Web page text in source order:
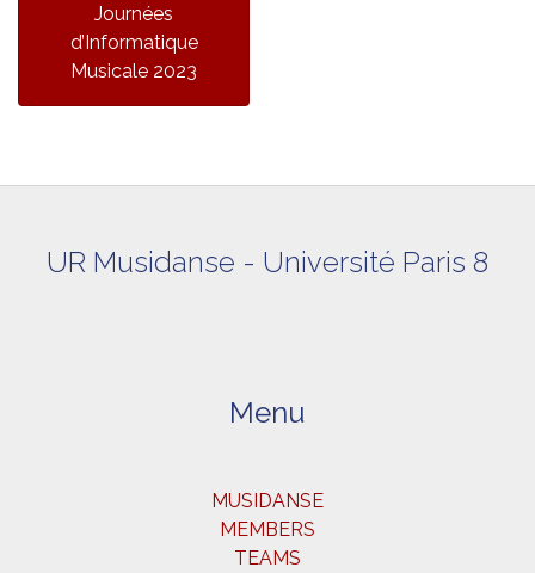
Journées
d’Informatique
Musicale 2023
UR Musidanse - Université Paris 8
Menu
MUSIDANSE
MEMBERS
TEAMS